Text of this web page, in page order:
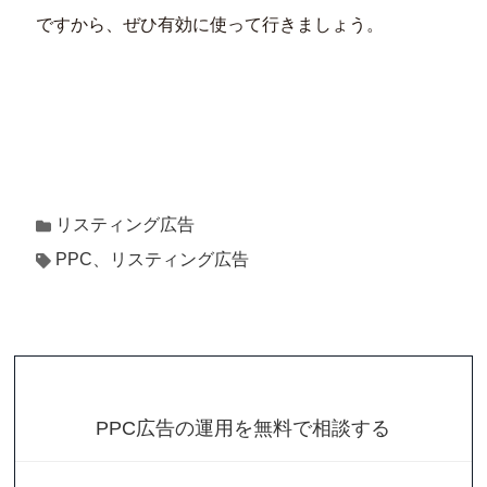
ですから、ぜひ有効に使って行きましょう。
リスティング広告
PPC、リスティング広告
PPC広告の運用を無料で相談する